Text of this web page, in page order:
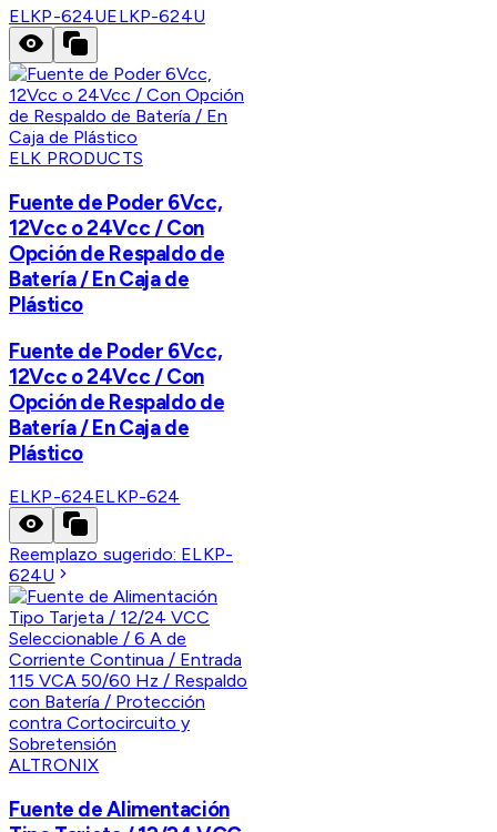
ELKP-624UELKP-624U
ELK PRODUCTS
Fuente de Poder 6Vcc,
12Vcc o 24Vcc / Con
Opción de Respaldo de
Batería / En Caja de
Plástico
Fuente de Poder 6Vcc,
12Vcc o 24Vcc / Con
Opción de Respaldo de
Batería / En Caja de
Plástico
ELKP-624ELKP-624
Reemplazo sugerido: ELKP-
624U
ALTRONIX
Fuente de Alimentación